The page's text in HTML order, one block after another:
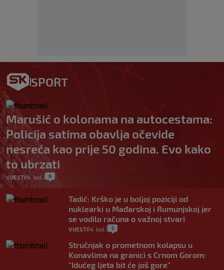
SPORT
Marušić o kolonama na autocestama:
Policija satima obavlja očevide
nesreća kao prije 50 godina. Evo kako
to ubrzati
VIJESTI 4. kol. 6
Tadić: Krško je u boljoj poziciji od
nuklearki u Mađarskoj i Rumunjskoj jer
se vodilo računa o važnoj stvari
VIJESTI 4. kol. 5
Stručnjak o prometnom kolapsu u
Konavlima na granici s Crnom Gorom:
"Idućeg ljeta bit će još gore"